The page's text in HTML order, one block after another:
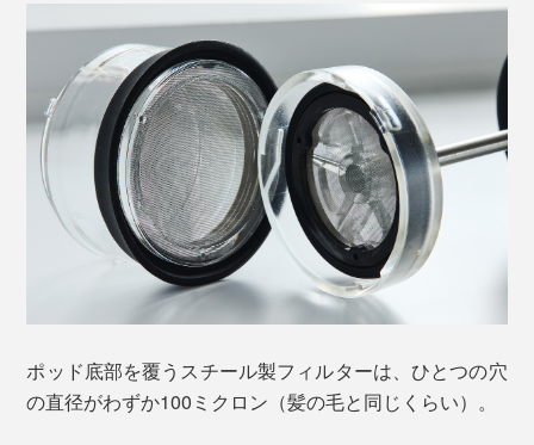
いつも飲んでいるお気に入りのコーヒー豆で、ぜひペー
パードリップで淹れた一杯と飲み比べてみてください。
たとえば、カシューナッツのような甘み、アプリコット
を想わせる果実味、カカオニブを口に含んだほろ苦さ、
シャルドネのような爽やかさといった、パッケージに記
された豆のディテールまで感じられるという驚き。
ポッド底部を覆うスチール製フィルターは、ひとつの穴
の直径がわずか100ミクロン（髪の毛と同じくらい）。